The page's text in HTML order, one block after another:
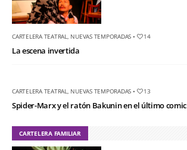
CARTELERA TEATRAL NUEVAS TEMPORADAS • 14
La escena invertida
CARTELERA TEATRAL NUEVAS TEMPORADAS • 13
Spider-Marx y el ratón Bakunin en el último comic
CARTELERA FAMILIAR